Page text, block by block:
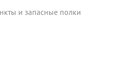
и запасные полки